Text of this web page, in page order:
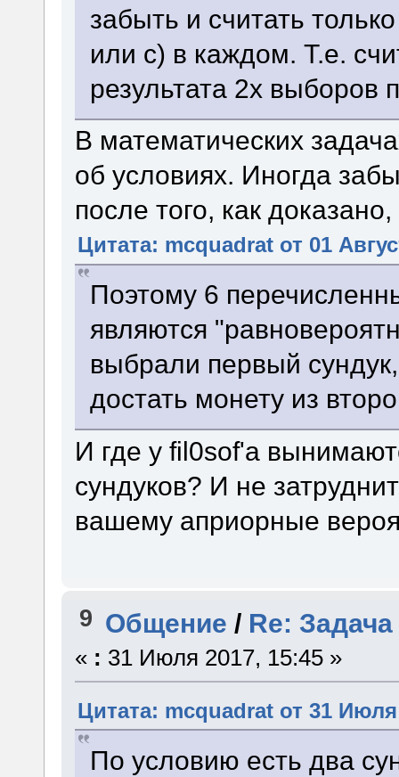
забыть и считать
или с) в каждом. Т.е.
результата 2х выборов
В математических
об условиях. Иногда
после того, как
Цитата: mcquadrat от 01
Поэтому 6
являются
выбрали первый
достать монету из
И где у fil0sof'а
сундуков? И не
вашему априорные
9 Общение / Re:
« : 31 Июля 2017, 15:45 »
Цитата: mcquadrat от 31 Июля
По условию есть два